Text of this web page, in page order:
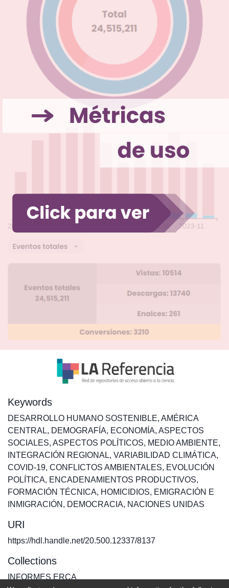
Keywords
DESARROLLO HUMANO SOSTENIBLE, AMÉRICA
CENTRAL, DEMOGRAFÍA, ECONOMÍA, ASPECTOS
SOCIALES, ASPECTOS POLÍTICOS, MEDIO AMBIENTE,
INTEGRACIÓN REGIONAL, VARIABILIDAD CLIMÁTICA,
COVID-19, CONFLICTOS AMBIENTALES, EVOLUCIÓN
POLÍTICA, ENCADENAMIENTOS PRODUCTIVOS,
FORMACIÓN TÉCNICA, HOMICIDIOS, EMIGRACIÓN E
INMIGRACIÓN , DEMOCRACIA, NACIONES UNIDAS
URI
https://hdl.handle.net/20.500.12337/8137
Collections
INFORMES ERCA